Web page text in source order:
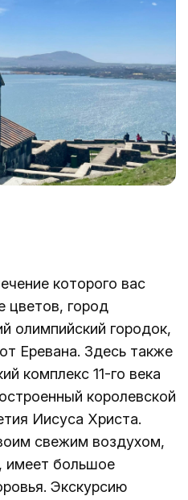
которого вас
цветов, город
oлимпийский городок,
Еревана. Здесь также
комплекс 11-го века
королевской
Иисуса Христа.
свежим воздухом,
имеет большое
Экскурсию